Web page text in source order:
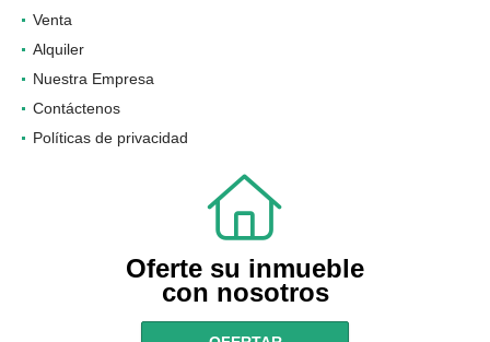
Venta
Alquiler
Nuestra Empresa
Contáctenos
Políticas de privacidad
Oferte su inmueble
con nosotros